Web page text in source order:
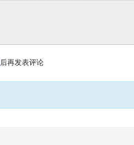
后再发表评论